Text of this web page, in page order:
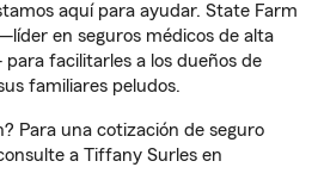
aquí para ayudar. State Farm
en seguros médicos de alta
facilitarles a los dueños de
familiares peludos.
Para una cotización de seguro
a Tiffany Surles en